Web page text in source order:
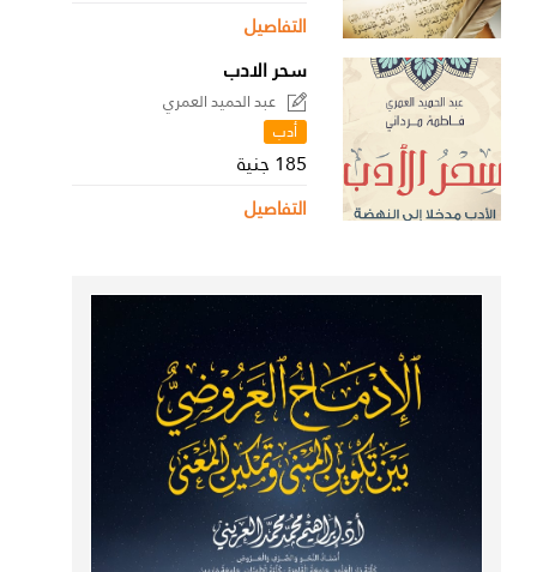
التفاصيل
سحر الادب
عبد الحميد العمري
أدب
185 جنية
التفاصيل